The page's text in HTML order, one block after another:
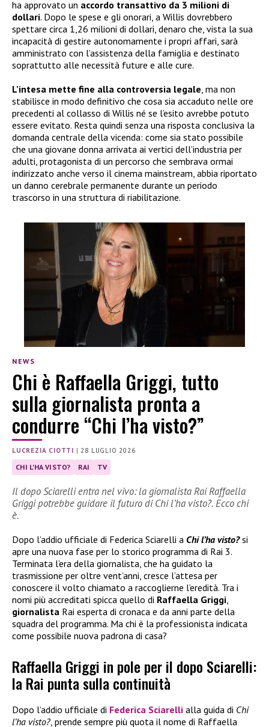
ha approvato un accordo transattivo da 3 milioni di
dollari. Dopo le spese e gli onorari, a Willis dovrebbero
spettare circa 1,26 milioni di dollari, denaro che, vista la sua
incapacità di gestire autonomamente i propri affari, sarà
amministrato con l’assistenza della famiglia e destinato
soprattutto alle necessità future e alle cure.
L’intesa mette fine alla controversia legale, ma non
stabilisce in modo definitivo che cosa sia accaduto nelle ore
precedenti al collasso di Willis né se l’esito avrebbe potuto
essere evitato. Resta quindi senza una risposta conclusiva la
domanda centrale della vicenda: come sia stato possibile
che una giovane donna arrivata ai vertici dell’industria per
adulti, protagonista di un percorso che sembrava ormai
indirizzato anche verso il cinema mainstream, abbia riportato
un danno cerebrale permanente durante un periodo
trascorso in una struttura di riabilitazione.
NEWS
Chi è Raffaella Griggi, tutto
sulla giornalista pronta a
condurre “Chi l’ha visto?”
LUCREZIA CIOTTI |28 LUGLIO 2026
CHI L'HA VISTO? RAI TV
Il dopo Sciarelli entra nel vivo: la giornalista Rai Raffaella
Griggi potrebbe guidare il futuro di Chi l’ha visto?. Ecco chi
è.
Dopo l’addio ufficiale di Federica Sciarelli a Chi l’ha visto?si
apre una nuova fase per lo storico programma di Rai 3.
Terminata l’era della giornalista, che ha guidato la
trasmissione per oltre vent’anni, cresce l’attesa per
conoscere il volto chiamato a raccoglierne l’eredità. Tra i
nomi più accreditati spicca quello di Raffaella Griggi,
giornalista Rai esperta di cronaca e da anni parte della
squadra del programma. Ma chi è la professionista indicata
come possibile nuova padrona di casa?
Raffaella Griggi in pole per il dopo Sciarelli:
la Rai punta sulla continuità
Dopo l’addio ufficiale di Federica Sciarelli alla guida di Chi
l’ha visto? , prende sempre più quota il nome di Raffaella